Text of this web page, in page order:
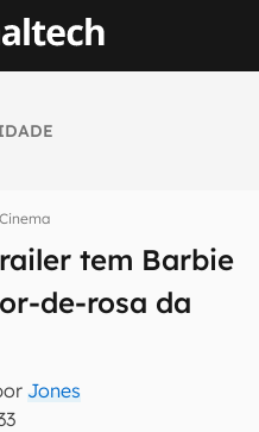
Cinema
tem Barbie
de-rosa da
Jones
em primeira
se